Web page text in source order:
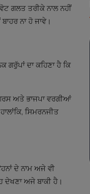
ਗਲਤ ਤਰੀਕੇ ਨਾਲ ਨਹੀਂ
ਨਾ ਹੋ ਜਾਵੇ।
ਦਾ ਕਹਿਣਾ ਹੈ ਕਿ
ਅਤੇ ਭਾਜਪਾ ਵਰਗੀਆਂ
ਸਿਮਰਨਜੀਤ
ਦੇ ਨਾਮ ਅਜੇ ਵੀ
ਅਜੇ ਬਾਕੀ ਹੈ।